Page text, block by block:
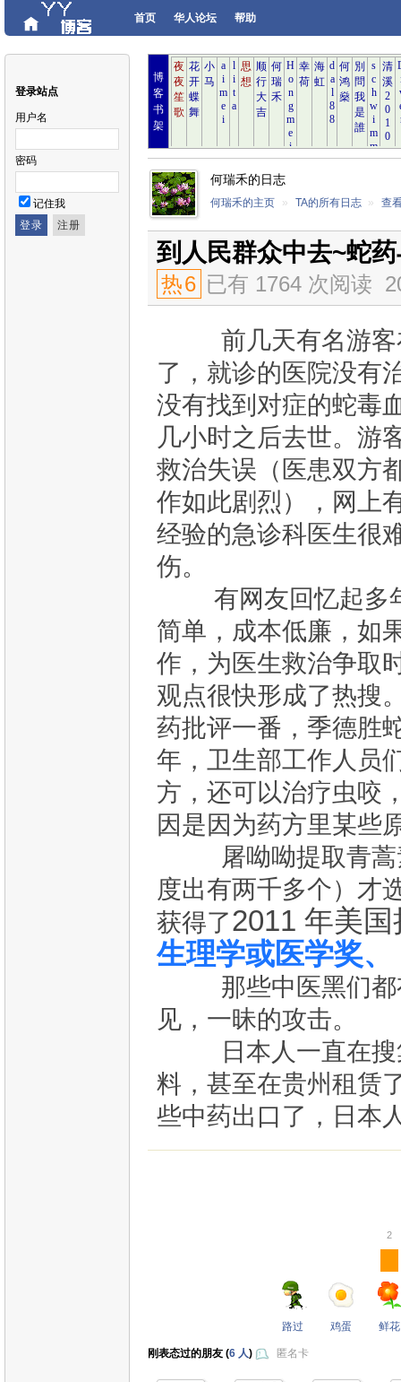
首页 华人论坛 帮助
登录站点
用户名
密码
记住我
博
客
书
架
何瑞禾的日志
何瑞禾的主页 » TA的所有日志 » 查
到人民群众中去~蛇
热6 已有 1764 次阅读
前几天有名游客
了，就诊的医院没有
没有找到对症的蛇毒
几小时之后去世。游
救治失误（医患双方
作如此剧烈），网上
经验的急诊科医生很
伤。
有网友回忆起多年
简单，成本低廉，如
作，为医生救治争取
观点很快形成了热搜
药批评一番，季德胜
年，卫生部工作人员
方，还可以治疗虫咬
因是因为药方里某些
屠呦呦提取青蒿素
度出有两千多个）才
获得了2011 年美
生理学或医学奖
那些中医黑们都有
见，一昧的攻击。
日本人一直在搜集
料，甚至在贵州租赁
些中药出口了，日本
路过 鸡蛋
2
鲜花
刚表态过的朋友 (6 人) 匿名卡